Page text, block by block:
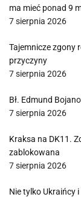
ma mieć ponad 9
7 sierpnia 2026
Tajemnicze zgony
przyczyny
7 sierpnia 2026
Bł. Edmund
7 sierpnia 2026
Kraksa na DK11.
zablokowana
7 sierpnia 2026
Nie tylko Ukraińcy